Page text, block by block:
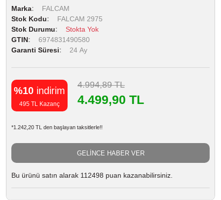
Marka
FALCAM
Stok Kodu
FALCAM 2975
Stok Durumu
Stokta Yok
GTIN
6974831490580
Garanti Süresi
24 Ay
%10 indirim
495 TL Kazanç
4.994,89 TL
4.499,90 TL
*1.242,20 TL den başlayan taksitlerle!!
GELİNCE HABER VER
Bu ürünü satın alarak 112498 puan kazanabilirsiniz.